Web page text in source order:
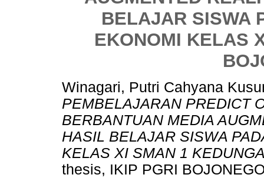
BELAJAR SISWA
EKONOMI KELAS
Winagari, Putri Cahyana
PEMBELAJARAN PREDICT
BERBANTUAN MEDIA
HASIL BELAJAR SISWA
KELAS XI SMAN 1
thesis, IKIP PGRI